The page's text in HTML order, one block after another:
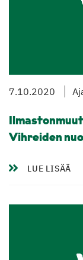
7.10.2020
Vihreiden
LUE LISÄÄ